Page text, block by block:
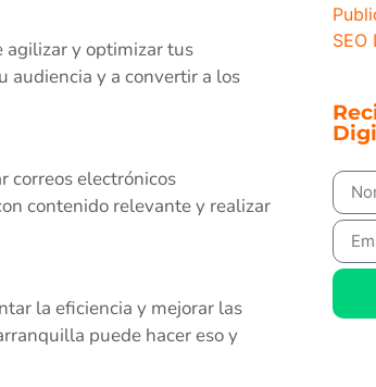
agilizar y optimizar tus
audiencia y a convertir a los
correos electrónicos
contenido relevante y realizar
la eficiencia y mejorar las
puede hacer eso y
SEO